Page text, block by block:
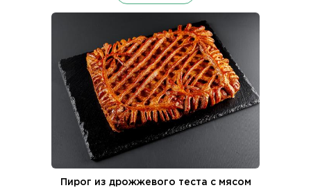
Пирог из дрожжевого теста с мясом